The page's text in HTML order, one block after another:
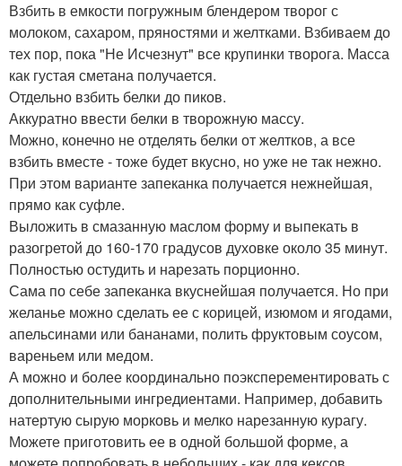
Взбить в емкости погружным блендером творог с
молоком, сахаром, пряностями и желтками. Взбиваем до
тех пор, пока "Не Исчезнут" все крупинки творога. Масса
как густая сметана получается.
Отдельно взбить белки до пиков.
Аккуратно ввести белки в творожную массу.
Можно, конечно не отделять белки от желтков, а все
взбить вместе - тоже будет вкусно, но уже не так нежно.
При этом варианте запеканка получается нежнейшая,
прямо как суфле.
Выложить в смазанную маслом форму и выпекать в
разогретой до 160-170 градусов духовке около 35 минут.
Полностью остудить и нарезать порционно.
Сама по себе запеканка вкуснейшая получается. Но при
желанье можно сделать ее с корицей, изюмом и ягодами,
апельсинами или бананами, полить фруктовым соусом,
вареньем или медом.
А можно и более координально поэксперементировать с
дополнительными ингредиентами. Например, добавить
натертую сырую морковь и мелко нарезанную курагу.
Можете приготовить ее в одной большой форме, а